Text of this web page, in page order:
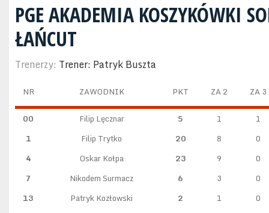
PGE AKADEMIA KOSZYKÓWKI
ŁAŃCUT
Trenerzy: Trener: Patryk Buszta
NR ZAWODNIK PKT ZA 2 ZA 3
00 Filip Lęcznar 5 1
1
1
Filip Trytko 20 8
0
4
Oskar Kołpa 23 9
0
7
Nikodem Surmacz 6 3
0
13
Patryk Kozłowski 2 1
0